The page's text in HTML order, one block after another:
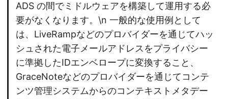
ADS の間でミドルウェアを構築して運用する必
要がなくなります。\n 一般的な使用例として
は、LiveRampなどのプロバイダーを通じてハッ
シュされた電子メールアドレスをプライバシー
に準拠したIDエンベロープに変換すること、
GraceNoteなどのプロバイダーを通じてコンテ
ンツ管理システムからのコンテキストメタデー